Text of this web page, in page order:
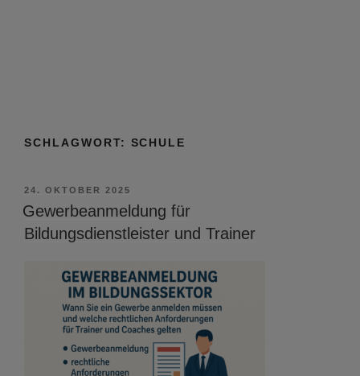
SCHLAGWORT: SCHULE
VERÖFFENTLICHT
AM
24. OKTOBER 2025
Gewerbeanmeldung für
Bildungsdienstleister und Trainer